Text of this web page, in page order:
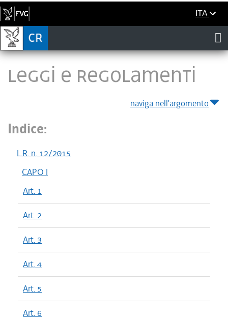
ITA
LEGGI E REGOLAMENTI
naviga nell'argomento
Indice:
L.R. n. 12/2015
CAPO I
Art. 1
Art. 2
Art. 3
Art. 4
Art. 5
Art. 6